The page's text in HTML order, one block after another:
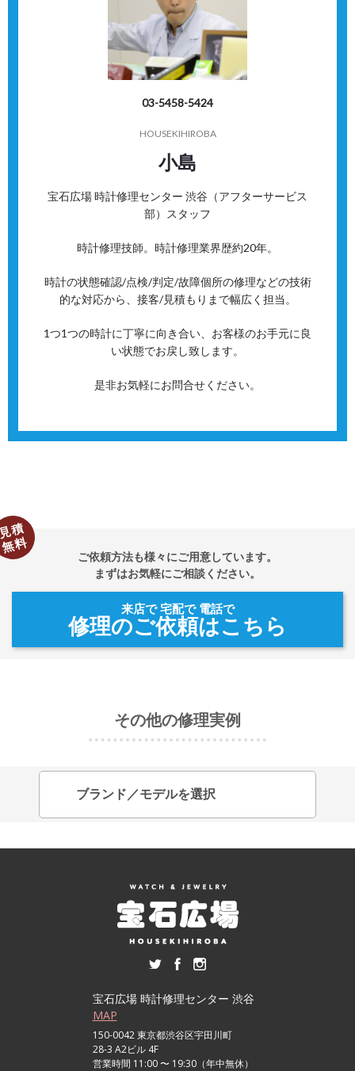
03-5458-5424
HOUSEKIHIROBA
小島
宝石広場 時計修理センター 渋谷（アフターサービス
部）スタッフ
時計修理技師。時計修理業界歴約20年。
時計の状態確認/点検/判定/故障個所の修理などの技術
的な対応から、接客/見積もりまで幅広く担当。
1つ1つの時計に丁寧に向き合い、お客様のお手元に良
い状態でお戻し致します。
是非お気軽にお問合せください。
ご依頼方法も様々にご用意しています。
まずはお気軽にご相談ください。
来店で 宅配で 電話で
修理のご依頼はこちら
積
無料
その他の修理実例
宝石広場 時計修理センター 渋谷
MAP
150-0042 東京都渋谷区宇田川町
28-3 A2ビル 4F
営業時間 11:00 〜 19:30（年中無休）